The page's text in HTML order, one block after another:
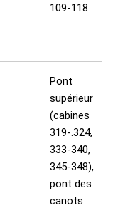
109-118
Pont
supérieur
(cabines
319-.324,
333-340,
345-348),
pont des
canots